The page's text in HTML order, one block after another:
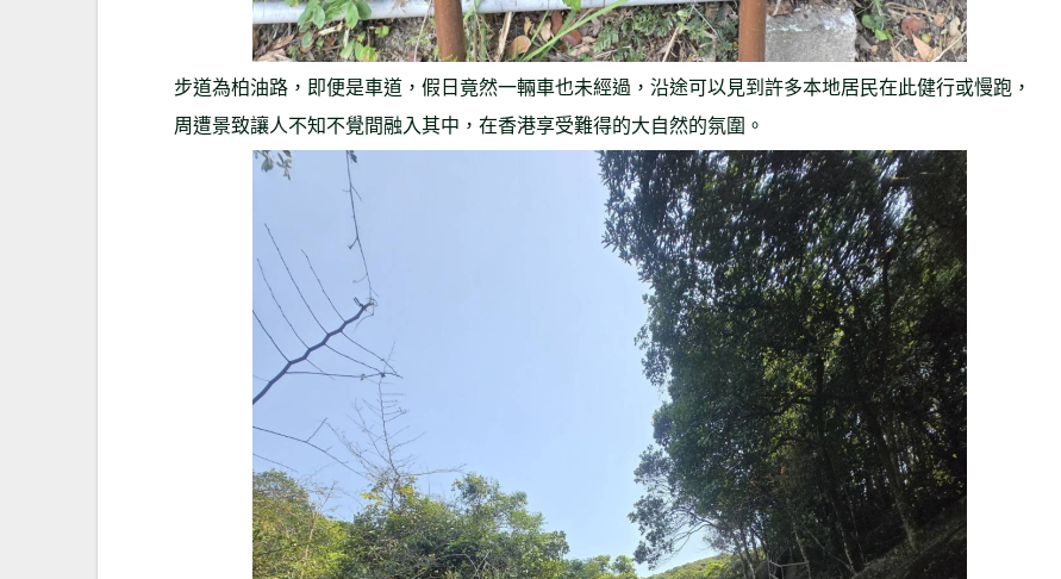
步道為柏油路，即便是車道，假日竟然一輛車也未經過，沿途可以見到許多本地居民在此健行或慢跑，
周遭景致讓人不知不覺間融入其中，在香港享受難得的大自然的氛圍。